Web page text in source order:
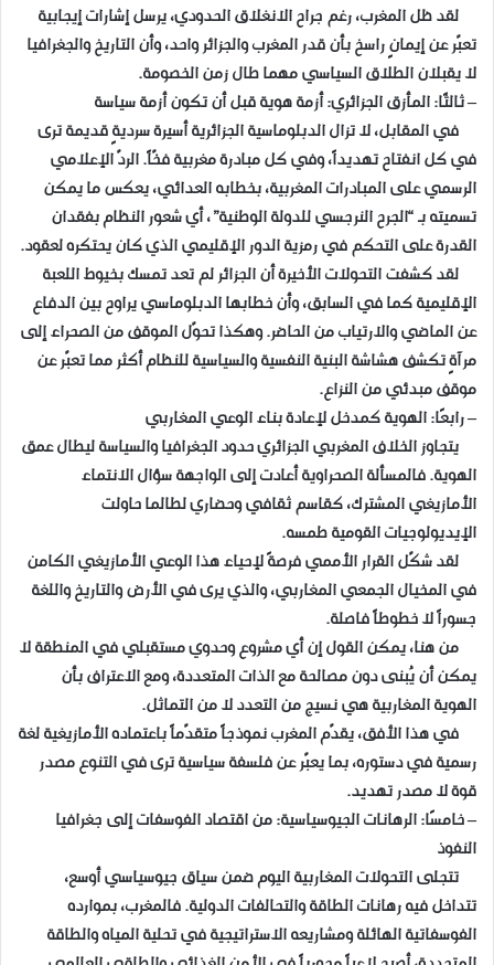
لقد ظل المغرب، رغم جراح الانغلاق الحدودي، يرسل إشارات إيجابية
تعبّر عن إيمانٍ راسخ بأن قدر المغرب والجزائر واحد، وأن التاريخ والجغرافيا
لا يقبلان الطلاق السياسي مهما طال زمن الخصومة.
– ثالثًا: المأزق الجزائري: أزمة هوية قبل أن تكون أزمة سياسة
في المقابل، لا تزال الدبلوماسية الجزائرية أسيرة سرديةٍ قديمة ترى
في كل انفتاح تهديداً، وفي كل مبادرة مغربية فخّاً. الردّ الإعلامي
الرسمي على المبادرات المغربية، بخطابه العدائي، يعكس ما يمكن
تسميته بـ “الجرح النرجسي للدولة الوطنية”، أي شعور النظام بفقدان
القدرة على التحكم في رمزية الدور الإقليمي الذي كان يحتكره لعقود.
لقد كشفت التحولات الأخيرة أن الجزائر لم تعد تمسك بخيوط اللعبة
الإقليمية كما في السابق، وأن خطابها الدبلوماسي يراوح بين الدفاع
عن الماضي والارتياب من الحاضر. وهكذا تحوّل الموقف من الصحراء إلى
مرآةٍ تكشف هشاشة البنية النفسية والسياسية للنظام أكثر مما تعبّر عن
موقف مبدئي من النزاع.
– رابعًا: الهوية كمدخل لإعادة بناء الوعي المغاربي
يتجاوز الخلاف المغربي الجزائري حدود الجغرافيا والسياسة ليطال عمق
الهوية. فالمسألة الصحراوية أعادت إلى الواجهة سؤال الانتماء
الأمازيغي المشترك، كقاسم ثقافي وحضاري لطالما حاولت
الإيديولوجيات القومية طمسه.
لقد شكّل القرار الأممي فرصةً لإحياء هذا الوعي الأمازيغي الكامن
في المخيال الجمعي المغاربي، والذي يرى في الأرض والتاريخ واللغة
جسوراً لا خطوطاً فاصلة.
من هنا، يمكن القول إن أي مشروع وحدوي مستقبلي في المنطقة لا
يمكن أن يُبنى دون مصالحة مع الذات المتعددة، ومع الاعتراف بأن
الهوية المغاربية هي نسيج من التعدد لا من التماثل.
في هذا الأفق، يقدّم المغرب نموذجاً متقدّماً باعتماده الأمازيغية لغة
رسمية في دستوره، بما يعبّر عن فلسفة سياسية ترى في التنوع مصدر
قوة لا مصدر تهديد.
– خامسًا: الرهانات الجيوسياسية: من اقتصاد الفوسفات إلى جغرافيا
النفوذ
تتجلى التحولات المغاربية اليوم ضمن سياق جيوسياسي أوسع،
تتداخل فيه رهانات الطاقة والتحالفات الدولية. فالمغرب، بموارده
الفوسفاتية الهائلة ومشاريعه الاستراتيجية في تحلية المياه والطاقة